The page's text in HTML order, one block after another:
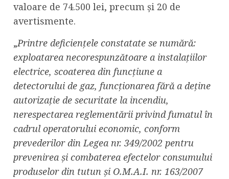
valoare de 74.500 lei, precum și 20 de
avertismente.
„Printre deficiențele constatate se numără:
exploatarea necorespunzătoare a instalațiilor
electrice, scoaterea din funcțiune a
detectorului de gaz, funcționarea fără a deține
autorizație de securitate la incendiu,
nerespectarea reglementării privind fumatul în
cadrul operatorului economic, conform
prevederilor din Legea nr. 349/2002 pentru
prevenirea şi combaterea efectelor consumului
produselor din tutun și O.M.A.I. nr. 163/2007